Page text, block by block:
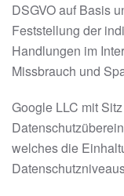
DSGVO auf Basis
Feststellung der
Handlungen im
Missbrauch und
Google LLC mit
welches die